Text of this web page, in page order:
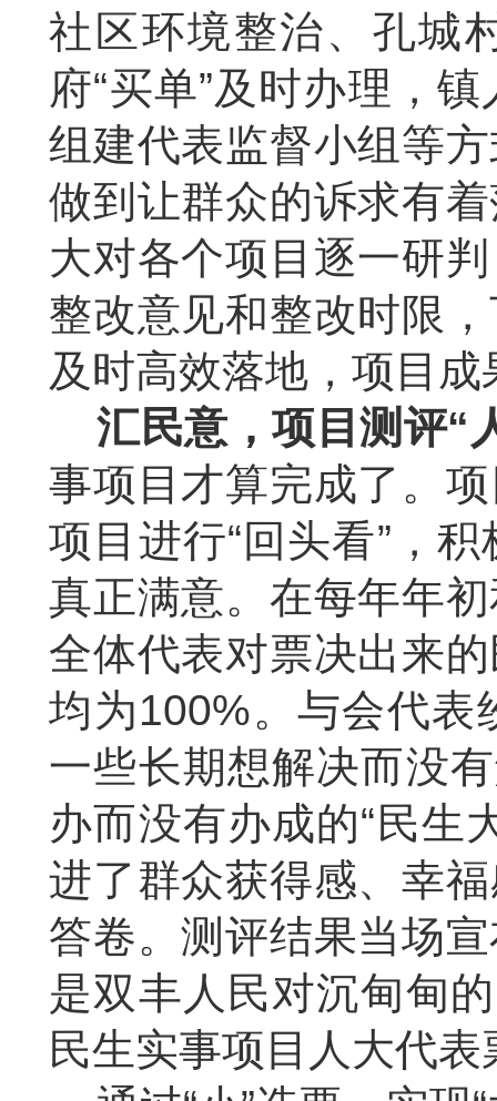
社区环境整治、孔城
府“买单”及时办理，
组建代表监督小组等
做到让群众的诉求有
大对各个项目逐一研
整改意见和整改时限
及时高效落地，项目
汇民意，项目测评“
事项目才算完成了。
项目进行“回头看”，
真正满意。在每年年
全体代表对票决出来
均为100%。与会代表
一些长期想解决而没
办而没有办成的“民生
进了群众获得感、幸
答卷。测评结果当场
是双丰人民对沉甸甸
民生实事项目人大代